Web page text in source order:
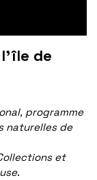
de
programme
naturelles de
et
.